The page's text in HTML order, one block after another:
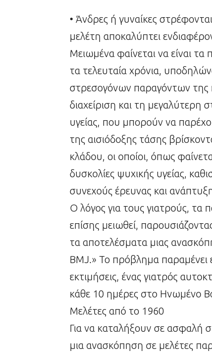
• Άνδρες ή γυναίκες
μελέτη αποκαλύπτει
Μειωμένα φαίνεται να είναι
τα τελευταία χρόνια,
στρεσογόνων παραγόντων της
διαχείριση και τη μεγαλύτερη
υγείας, που μπορούν να
της αισιόδοξης τάσης
κλάδου, οι οποίοι, όπως
δυσκολίες ψυχικής υγείας,
συνεχούς έρευνας και
Ο λόγος για τους γιατρούς,
επίσης μειωθεί,
τα αποτελέσματα μιας
BMJ.» Το πρόβλημα
εκτιμήσεις, ένας γιατρός
κάθε 10 ημέρες στο Ηνωμένο
Μελέτες από το 1960
Για να καταλήξουν σε ασφαλή
μια ανασκόπηση σε μελέτες